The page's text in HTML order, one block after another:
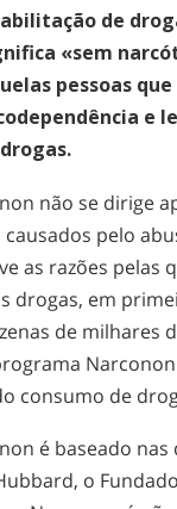
de
«sem
pessoas
e
não se dirige
pelo
as razões pelas
drogas, em
de milhares
consumo de
é baseado nas
o